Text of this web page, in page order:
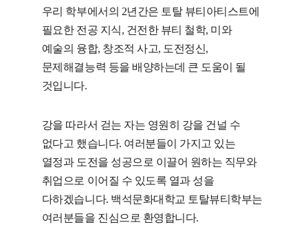
우리 학부에서의 2년간은 토탈 뷰티아티스트에
필요한 전공 지식, 건전한 뷰티 철학, 미와
예술의 융합, 창조적 사고, 도전정신,
문제해결능력 등을 배양하는데 큰 도움이 될
것입니다.
강을 따라서 걷는 자는 영원히 강을 건널 수
없다고 했습니다. 여러분들이 가지고 있는
열정과 도전을 성공으로 이끌어 원하는 직무와
취업으로 이어질 수 있도록 열과 성을
다하겠습니다. 백석문화대학교 토탈뷰티학부는
여러분들을 진심으로 환영합니다.